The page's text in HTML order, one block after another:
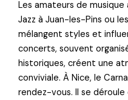
Les amateurs de
Jazz à Juan-les-Pins ou les
mélangent styles et
concerts, souvent
historiques, créent une
conviviale. À Nice, le
rendez-vous. Il se